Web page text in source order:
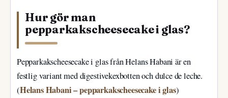
Hur gör man
pepparkakscheesecake i glas?
Pepparkakscheesecake i glas från Helans Habani är en
festlig variant med digestivekexbotten och dulce de leche.
(Helans Habani – pepparkakscheesecake i glas)